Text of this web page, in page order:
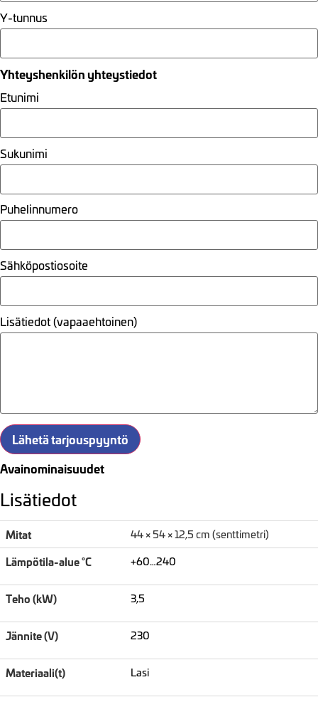
Y-tunnus
Yhteyshenkilön yhteystiedot
Etunimi
Sukunimi
Puhelinnumero
Sähköpostiosoite
Lisätiedot (vapaaehtoinen)
Lähetä tarjouspyyntö
Avainominaisuudet
Lisätiedot
Mitat 44 × 54 × 12,5 cm (senttimetri)
Lämpötila-alue °C +60…240
Teho (kW) 3,5
Jännite (V) 230
Materiaali(t) Lasi